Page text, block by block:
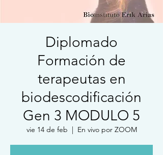
Diplomado
Formación de
terapeutas en
biodescodificación
Gen 3 MODULO 5
vie 14 de feb
  |
En vivo por ZOOM